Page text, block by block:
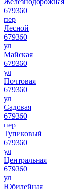
679360
пер
Лесной
679360
ул
Майская
679360
ул
Почтовая
679360
ул
Садовая
679360
пер
Тупиковый
679360
ул
Центральная
679360
ул
Юбилейная